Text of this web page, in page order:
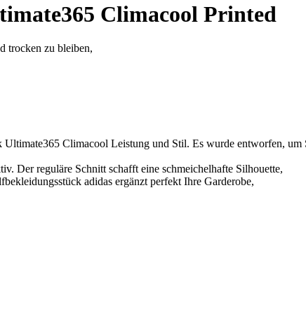
Climacool Printed
trocken zu bleiben,
Climacool Leistung und Stil. Es wurde entworfen, um
Der reguläre Schnitt schafft eine schmeichelhafte Silhouette,
adidas ergänzt perfekt Ihre Garderobe,